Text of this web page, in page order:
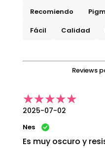
Recomiendo
Fácil
Calidad
Reviews
2025-07-02
Nes
Es muy oscuro y